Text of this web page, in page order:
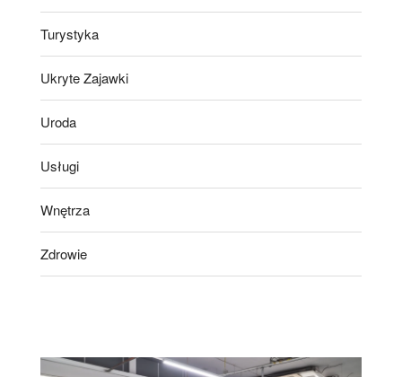
Turystyka
Ukryte Zajawki
Uroda
Usługi
Wnętrza
Zdrowie